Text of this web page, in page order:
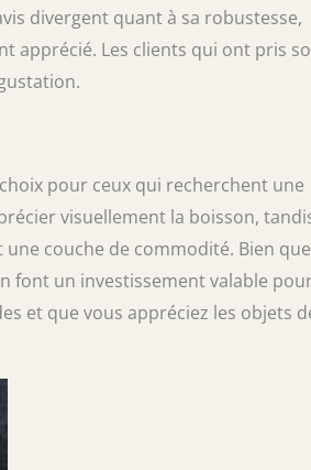
divergent quant à sa robustesse,
apprécié. Les clients qui ont pris
pour ceux qui recherchent une
visuellement la boisson,
couche de commodité. Bien
font un investissement valable
et que vous appréciez les objets